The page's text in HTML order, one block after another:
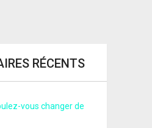
RÉCENTS
vous changer de